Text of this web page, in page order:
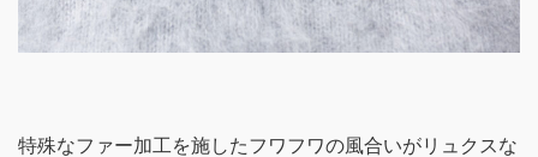
特殊なファー加工を施したフワフワの風合いがリュクスな